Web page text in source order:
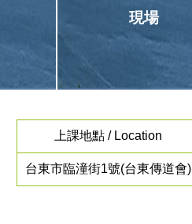
現場
上課地點 / Location
台東市臨潼街1號(台東傳道會)